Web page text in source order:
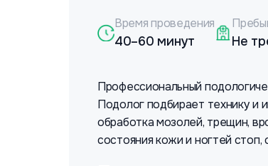
Время проведения
40–60 минут Не
Профессиональный
Подолог подбирает технику и
обработка мозолей, трещин,
состояния кожи и ногтей